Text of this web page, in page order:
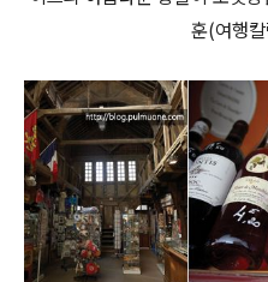
훈(여행